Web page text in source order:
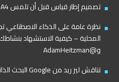
تصميم إطار قياس قبل أن تلمس GA4
نظرة عامة على الذكاء الاصطناعي
و@AdamHeitzman
تناقش ليز ريد من Google البحث الذاتي المستمر